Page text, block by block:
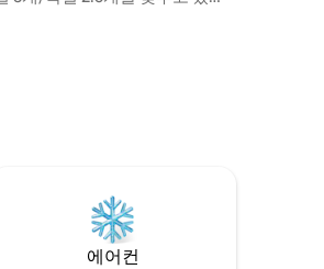
에어컨